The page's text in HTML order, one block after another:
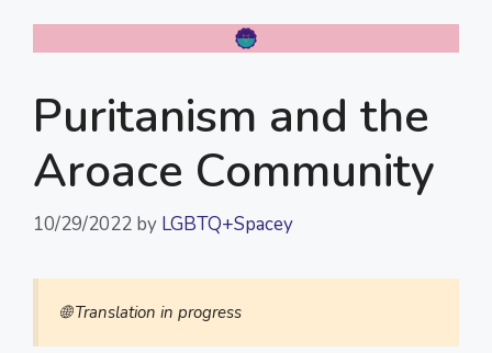
Puritanism and the
Aroace Community
10/29/2022 by LGBTQ+Spacey
🌐 Translation in progress